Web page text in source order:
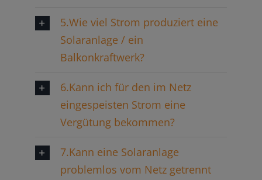
5.Wie viel Strom produziert eine
Solaranlage / ein
Balkonkraftwerk?
6.Kann ich für den im Netz
eingespeisten Strom eine
Vergütung bekommen?
7.Kann eine Solaranlage
problemlos vom Netz getrennt